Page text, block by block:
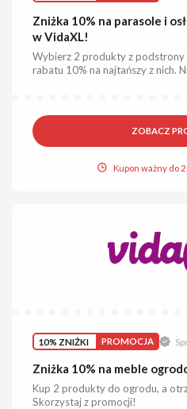
Zniżka 10% na parasole i
w VidaXL!
Wybierz 2 produkty z podstrony
rabatu 10% na najtańszy z nich.
ZOBACZ
Kupon ważny do
10% ZNIŻKI PROMOCJA
Zniżka 10% na meble
Kup 2 produkty do ogrodu, a
Skorzystaj z promocji!